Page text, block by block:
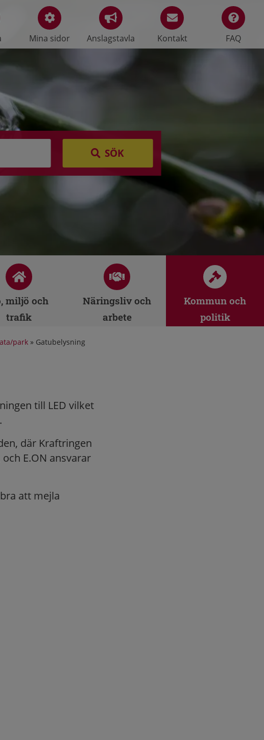
Mina sidor Anslagstavla Kontakt FAQ
SÖK
miljö och
trafik
Näringsliv och
arbete
Kommun och
politik
park » Gatubelysning
till LED vilket
där Kraftringen
E.ON ansvarar
att mejla